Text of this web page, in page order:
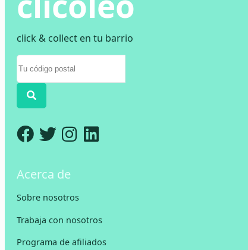
click & collect en tu barrio
Acerca de
Sobre nosotros
Trabaja con nosotros
Programa de afiliados